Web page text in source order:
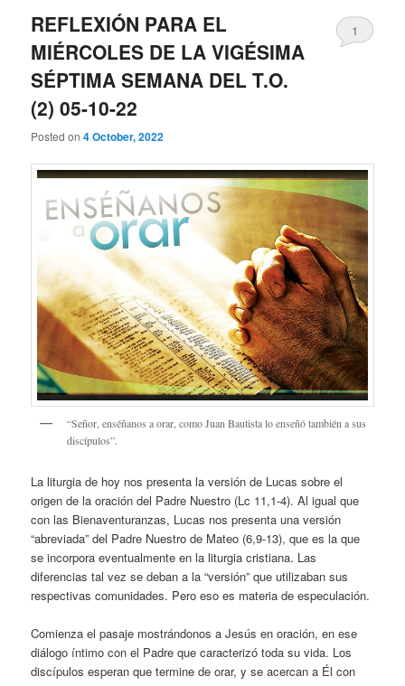
REFLEXIÓN PARA EL
MIÉRCOLES DE LA VIGÉSIMA
SÉPTIMA SEMANA DEL T.O.
(2) 05-10-22
Posted on4 October, 2022
1
“Señor, enséñanos a orar, como Juan Bautista lo enseñó también a sus
discípulos”.
La liturgia de hoy nos presenta la versión de Lucas sobre el
origen de la oración del Padre Nuestro (Lc 11,1-4). Al igual que
con las Bienaventuranzas, Lucas nos presenta una versión
“abreviada” del Padre Nuestro de Mateo (6,9-13), que es la que
se incorpora eventualmente en la liturgia cristiana. Las
diferencias tal vez se deban a la “versión” que utilizaban sus
respectivas comunidades. Pero eso es materia de especulación.
Comienza el pasaje mostrándonos a Jesús en oración, en ese
diálogo íntimo con el Padre que caracterizó toda su vida. Los
discípulos esperan que termine de orar, y se acercan a Él con